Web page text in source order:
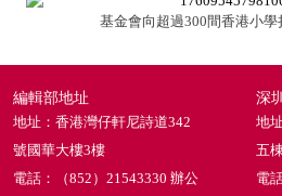
基金會向超過300間香港小
編輯部地址
地址：香港灣仔軒尼詩道342
號國華大樓3樓
電話：（852）21543330 辦公
深
地
五棟
電